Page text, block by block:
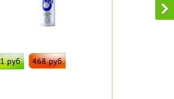
руб 468 руб